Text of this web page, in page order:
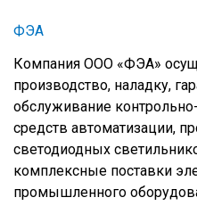
ФЭА
Компания ООО «ФЭА»
производство, наладку,
обслуживание
средств автоматизации,
светодиодных
комплексные поставки
промышленного